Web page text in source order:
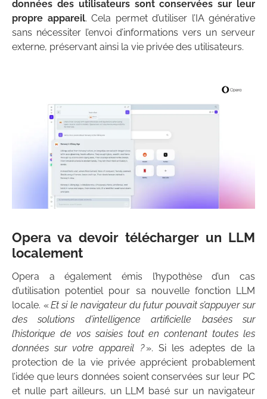
données des utilisateurs sont conservées sur leur
propre appareil. Cela permet d’utiliser l’IA générative
sans nécessiter l’envoi d’informations vers un serveur
externe, préservant ainsi la vie privée des utilisateurs.
Opera va devoir télécharger un LLM
localement
Opera a également émis l’hypothèse d’un cas
d’utilisation potentiel pour sa nouvelle fonction LLM
locale. «Et si le navigateur du futur pouvait s’appuyer sur
des solutions d’intelligence artificielle basées sur
l’historique de vos saisies tout en contenant toutes les
données sur votre appareil ?». Si les adeptes de la
protection de la vie privée apprécient probablement
l’idée que leurs données soient conservées sur leur PC
et nulle part ailleurs, un LLM basé sur un navigateur